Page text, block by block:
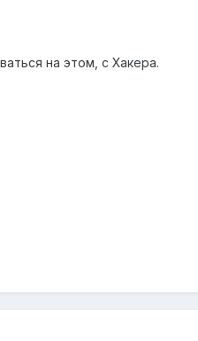
на этом, с Хакера.